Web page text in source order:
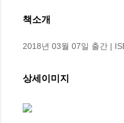
책소개
2018년 03월 07일 출간 |
상세이미지